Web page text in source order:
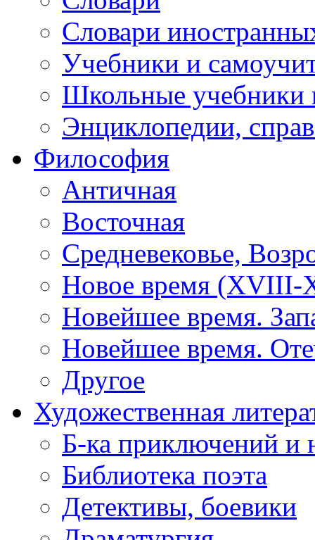
Словари
Учебники и
Школьные учебники
Энциклопедии,
Философия
Античная
Восточная
Средневековье,
Новое время (XVIII-
Новейшее время.
Новейшее время.
Другое
Художественная
Б-ка приключений и
Библиотека поэта
Детективы, боевики